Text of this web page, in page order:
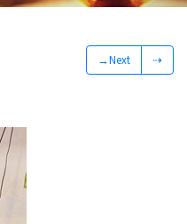
→Next ⇢